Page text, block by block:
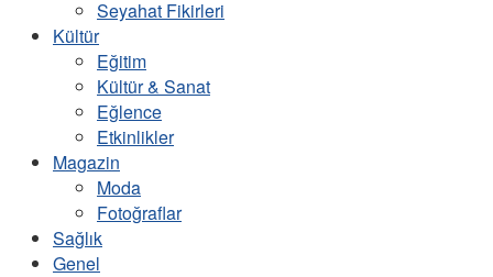
Seyahat Fikirleri
Kültür
Eğitim
Kültür & Sanat
Eğlence
Etkinlikler
Magazin
Moda
Fotoğraflar
Sağlık
Genel